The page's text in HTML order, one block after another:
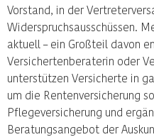
Vorstand, in der
Widerspruchsausschüssen.
aktuell – ein Großteil davon
Versichertenberaterin oder
unterstützen Versicherte in
um die Rentenversicherung
Pflegeversicherung und
Beratungsangebot der